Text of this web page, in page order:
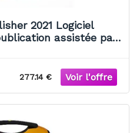
2021 Logiciel
assistée par
277.14 €